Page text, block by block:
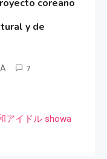
coreano
y de
7
アイドル showa